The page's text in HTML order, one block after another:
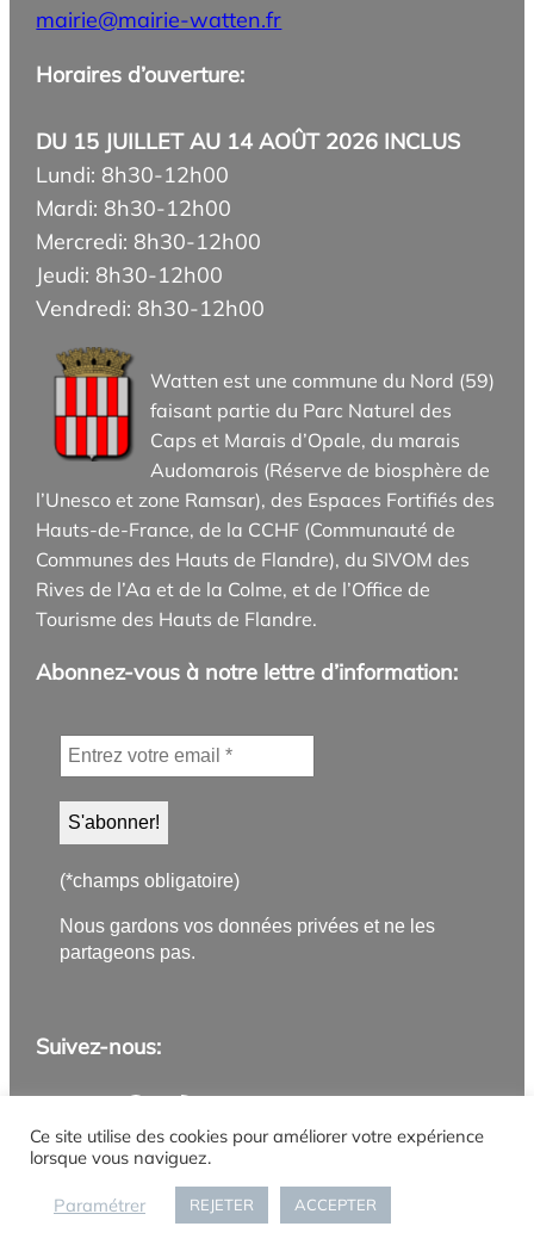
mairie@mairie-watten.fr
Horaires d’ouverture:
DU 15 JUILLET AU 14 AOÛT 2026 INCLUS
Lundi: 8h30-12h00
Mardi: 8h30-12h00
Mercredi: 8h30-12h00
Jeudi: 8h30-12h00
Vendredi: 8h30-12h00
Watten est une commune du Nord (59)
faisant partie du Parc Naturel des
Caps et Marais d’Opale, du marais
Audomarois (Réserve de biosphère de
l’Unesco et zone Ramsar), des Espaces Fortifiés des
Hauts-de-France, de la CCHF (Communauté de
Communes des Hauts de Flandre), du SIVOM des
Rives de l’Aa et de la Colme, et de l’Office de
Tourisme des Hauts de Flandre.
Abonnez-vous à notre lettre d’information:
(*champs obligatoire)
Nous gardons vos données privées et ne les
partageons pas.
Suivez-nous:
Application PanneauPocket
Lettre d'information
Instagram
Facebook
YouTube
Flux RSS
Mentions légalesPolitique de confidentialité
Gestion des cookiesAccueil
Ce site utilise des cookies pour améliorer votre expérience
lorsque vous naviguez.
Paramétrer REJETER ACCEPTER